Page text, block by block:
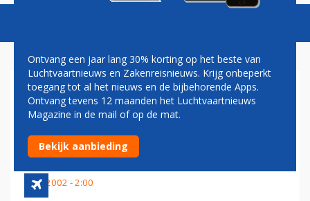
US AIRWAYS VLIEGERS
ACCEPTEREN
SALARISVERMINDERING
9 juli 2002 - 2:00
Ontvang een jaar lang 30% korting op het beste van
Luchtvaartnieuws en Zakenreisnieuws. Krijg onbeperkt
toegang tot al het nieuws en de bijbehorende Apps.
Ontvang tevens 12 maanden het Luchtvaartnieuws
Magazine in de mail of op de mat.
Bekijk aanbieding